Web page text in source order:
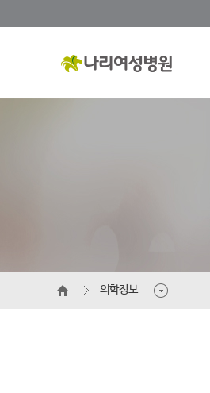
의학정보